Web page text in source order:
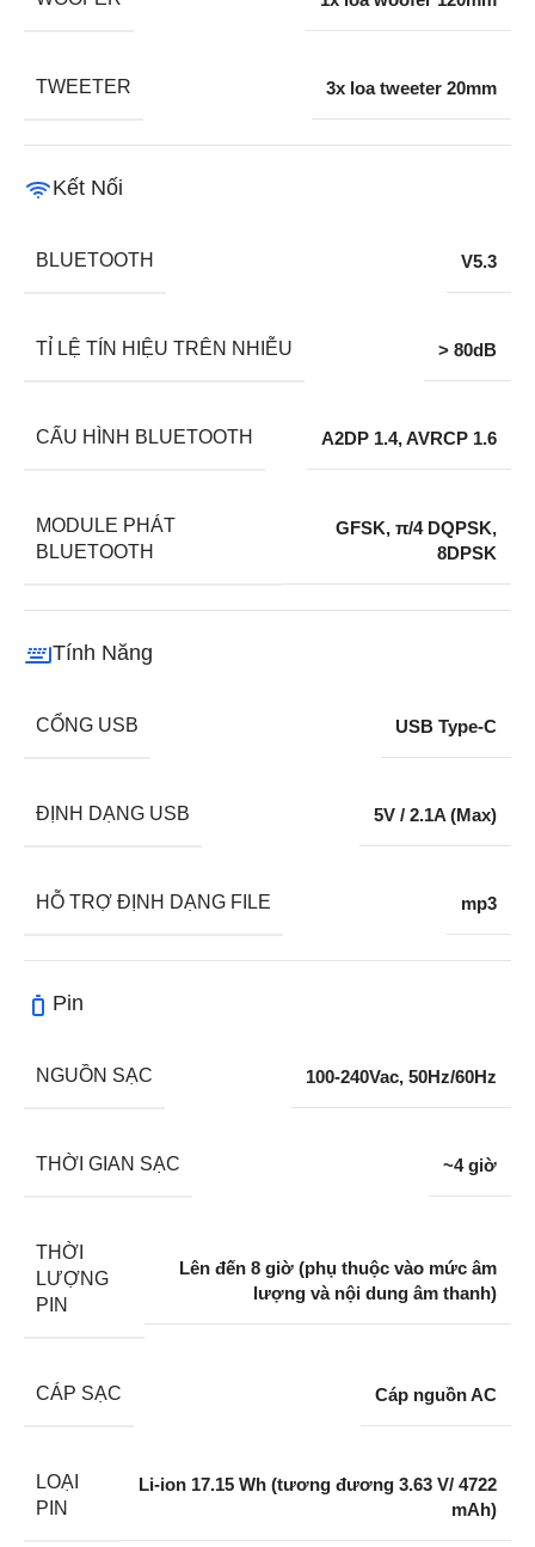
TWEETER 3x loa tweeter 20mm
Kết Nối
BLUETOOTH V5.3
TỈ LỆ TÍN HIỆU TRÊN NHIỄU > 80dB
CẤU HÌNH BLUETOOTH A2DP 1.4, AVRCP 1.6
MODULE PHÁT
BLUETOOTH
GFSK, π/4 DQPSK,
8DPSK
Tính Năng
CỔNG USB USB Type-C
ĐỊNH DẠNG USB 5V / 2.1A (Max)
HỖ TRỢ ĐỊNH DẠNG FILE mp3
Pin
NGUỒN SẠC 100-240Vac, 50Hz/60Hz
THỜI GIAN SẠC ~4 giờ
THỜI
LƯỢNG
PIN
Lên đến 8 giờ (phụ thuộc vào mức âm
lượng và nội dung âm thanh)
CÁP SẠC Cáp nguồn AC
LOẠI
PIN
Li-ion 17.15 Wh (tương đương 3.63 V/ 4722
mAh)